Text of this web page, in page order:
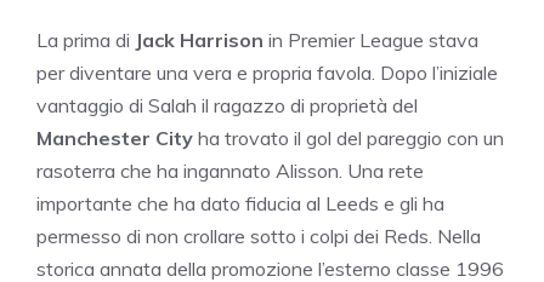
La prima di Jack Harrison in Premier League stava
per diventare una vera e propria favola. Dopo l’iniziale
vantaggio di Salah il ragazzo di proprietà del
Manchester City ha trovato il gol del pareggio con un
rasoterra che ha ingannato Alisson. Una rete
importante che ha dato fiducia al Leeds e gli ha
permesso di non crollare sotto i colpi dei Reds. Nella
storica annata della promozione l’esterno classe 1996